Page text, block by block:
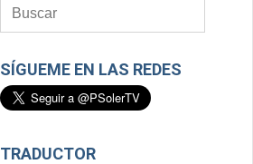
SÍGUEME EN LAS REDES
TRADUCTOR